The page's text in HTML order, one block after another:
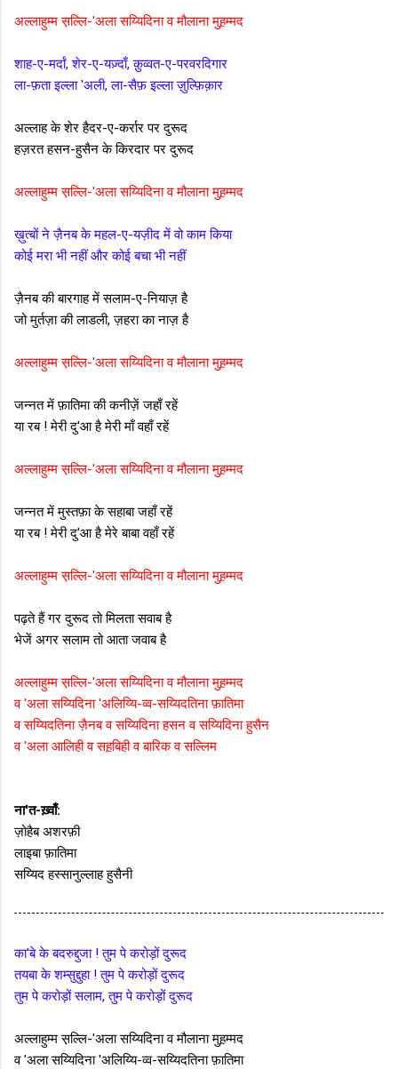
अल्लाहुम्म स़ल्लि-'अला सय्यिदिना व मौलाना मुह़म्मद
शाह-ए-मर्दां, शेर-ए-यज़्दाँ, क़ुव्वत-ए-परवरदिगार
ला-फ़ता इल्ला 'अली, ला-सैफ़ इल्ला ज़ुल्फ़िक़ार
अल्लाह के शेर हैदर-ए-कर्रार पर दुरूद
हज़रत हसन-हुसैन के किरदार पर दुरूद
अल्लाहुम्म स़ल्लि-'अला सय्यिदिना व मौलाना मुह़म्मद
ख़ुत्बों ने ज़ैनब के महल-ए-यज़ीद में वो काम किया
कोई मरा भी नहीं और कोई बचा भी नहीं
ज़ैनब की बारगाह में सलाम-ए-नियाज़ है
जो मुर्तज़ा की लाडली, ज़हरा का नाज़ है
अल्लाहुम्म स़ल्लि-'अला सय्यिदिना व मौलाना मुह़म्मद
जन्नत में फ़ातिमा की कनीज़ें जहाँ रहें
या रब ! मेरी दु'आ है मेरी माँ वहाँ रहें
अल्लाहुम्म स़ल्लि-'अला सय्यिदिना व मौलाना मुह़म्मद
जन्नत में मुस्तफ़ा के सहाबा जहाँ रहें
या रब ! मेरी दु'आ है मेरे बाबा वहाँ रहें
अल्लाहुम्म स़ल्लि-'अला सय्यिदिना व मौलाना मुह़म्मद
पढ़ते हैं गर दुरूद तो मिलता सवाब है
भेजें अगर सलाम तो आता जवाब है
अल्लाहुम्म स़ल्लि-'अला सय्यिदिना व मौलाना मुह़म्मद
व 'अला सय्यिदिना 'अलिय्यि-व्व-सय्यिदतिना फ़ातिमा
व सय्यिदतिना ज़ैनब व सय्यिदिना हसन व सय्यिदिना हुसैन
व 'अला आलिही व सह़बिही व बारिक व सल्लिम
ना'त-ख़्वाँ:
ज़ोहैब अशरफ़ी
लाइबा फ़ातिमा
सय्यिद हस्सानुल्लाह हुसैनी
का'बे के बदरुद्दुजा ! तुम पे करोड़ों दुरूद
तयबा के शम्सुद्दुहा ! तुम पे करोड़ों दुरूद
तुम पे करोड़ों सलाम, तुम पे करोड़ों दुरूद
अल्लाहुम्म स़ल्लि-'अला सय्यिदिना व मौलाना मुह़म्मद
व 'अला सय्यिदिना 'अलिय्यि-व्व-सय्यिदतिना फ़ातिमा